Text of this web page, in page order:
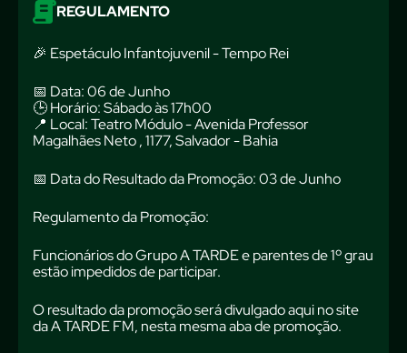
REGULAMENTO
🎉 Espetáculo Infantojuvenil - Tempo Rei
📅 Data: 06 de Junho
🕒 Horário: Sábado às 17h00
📍 Local: Teatro Módulo - Avenida Professor
Magalhães Neto , 1177, Salvador - Bahia
📅 Data do Resultado da Promoção: 03 de Junho
Regulamento da Promoção:
Funcionários do Grupo A TARDE e parentes de 1º grau
estão impedidos de participar.
O resultado da promoção será divulgado aqui no site
da A TARDE FM, nesta mesma aba de promoção.